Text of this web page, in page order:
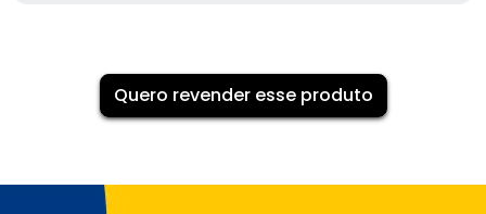
Quero revender esse produto